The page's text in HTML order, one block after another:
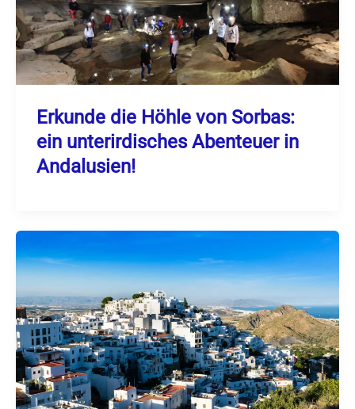
Erkunde die Höhle von Sorbas:
ein unterirdisches Abenteuer in
Andalusien!